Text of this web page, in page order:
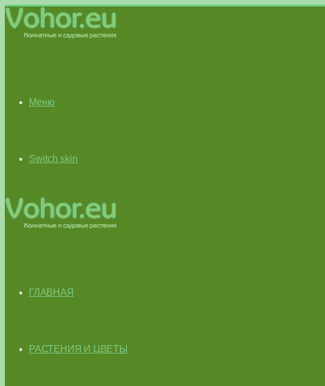
Меню
Switch skin
ГЛАВНАЯ
РАСТЕНИЯ И ЦВЕТЫ